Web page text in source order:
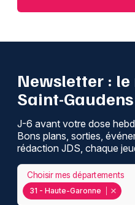
Newsletter :
Saint-Gaudens
J-6 avant votre dose
Bons plans, sorties,
rédaction JDS, chaque
31 - Haute-Garonne
Choisir mes départements